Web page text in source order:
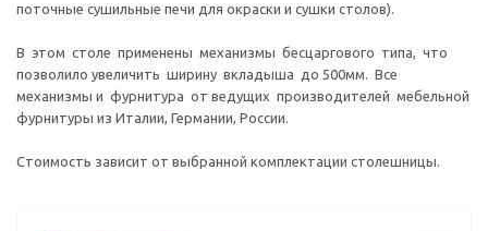
поточные сушильные печи для окраски и сушки столов).
В этом столе применены механизмы бесцаргового типа, что
позволило увеличить ширину вкладыша до 500мм. Все
механизмы и фурнитура от ведущих производителей мебельной
фурнитуры из Италии, Германии, России.
Стоимость зависит от выбранной комплектации столешницы.